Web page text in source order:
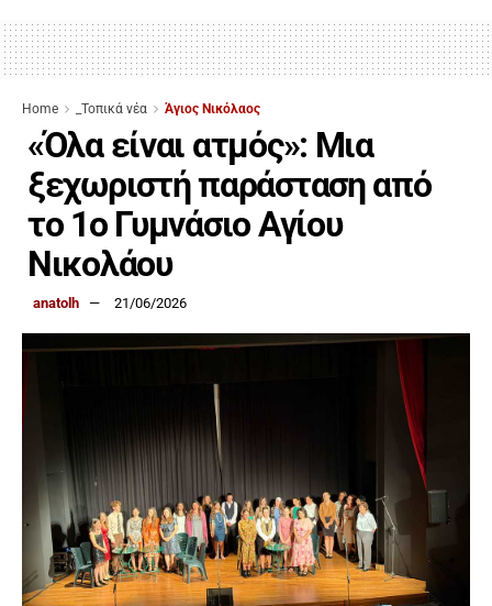
Home _Τοπικά νέα Άγιος Νικόλαος
«Όλα είναι ατμός»: Μια
ξεχωριστή παράσταση από
το 1ο Γυμνάσιο Αγίου
Νικολάου
anatolh 21/06/2026